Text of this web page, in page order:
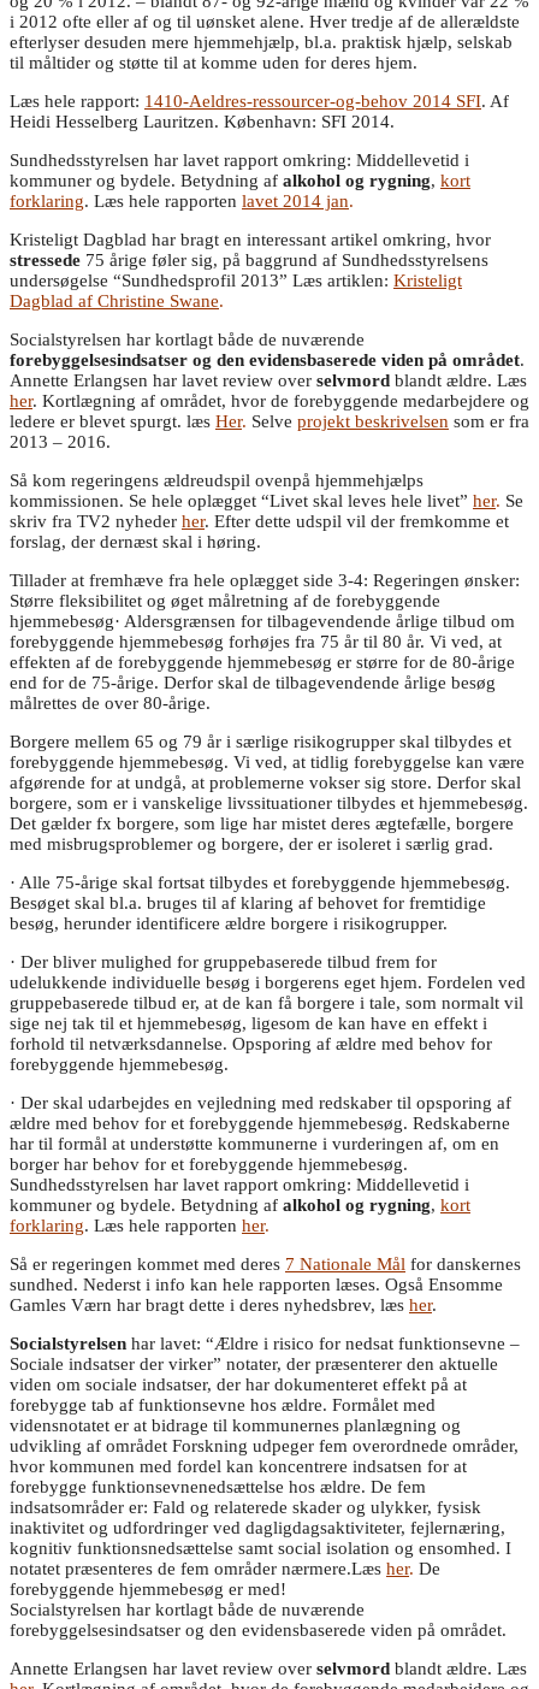
i 2012 ofte eller af og til uønsket alene. Hver tredje af de allerældste
efterlyser desuden mere hjemmehjælp, bl.a. praktisk hjælp, selskab
til måltider og støtte til at komme uden for deres hjem.
Læs hele rapport: 1410-Aeldres-ressourcer-og-behov 2014 SFI. Af
Heidi Hesselberg Lauritzen. København: SFI 2014.
Sundhedsstyrelsen har lavet rapport omkring: Middellevetid i
kommuner og bydele. Betydning af alkohol og rygning, kort
forklaring. Læs hele rapporten lavet 2014 jan.
Kristeligt Dagblad har bragt en interessant artikel omkring, hvor
stressede 75 årige føler sig, på baggrund af Sundhedsstyrelsens
undersøgelse “Sundhedsprofil 2013” Læs artiklen: Kristeligt
Dagblad af Christine Swane.
Socialstyrelsen har kortlagt både de nuværende
forebyggelsesindsatser og den evidensbaserede viden på området.
Annette Erlangsen har lavet review over selvmord blandt ældre. Læs
her. Kortlægning af området, hvor de forebyggende medarbejdere og
ledere er blevet spurgt. læs Her. Selve projekt beskrivelsen som er fra
2013 – 2016.
Så kom regeringens ældreudspil ovenpå hjemmehjælps
kommissionen. Se hele oplægget “Livet skal leves hele livet” her. Se
skriv fra TV2 nyheder her. Efter dette udspil vil der fremkomme et
forslag, der dernæst skal i høring.
Tillader at fremhæve fra hele oplægget side 3-4: Regeringen ønsker:
Større fleksibilitet og øget målretning af de forebyggende
hjemmebesøg· Aldersgrænsen for tilbagevendende årlige tilbud om
forebyggende hjemmebesøg forhøjes fra 75 år til 80 år. Vi ved, at
effekten af de forebyggende hjemmebesøg er større for de 80-årige
end for de 75-årige. Derfor skal de tilbagevendende årlige besøg
målrettes de over 80-årige.
Borgere mellem 65 og 79 år i særlige risikogrupper skal tilbydes et
forebyggende hjemmebesøg. Vi ved, at tidlig forebyggelse kan være
afgørende for at undgå, at problemerne vokser sig store. Derfor skal
borgere, som er i vanskelige livssituationer tilbydes et hjemmebesøg.
Det gælder fx borgere, som lige har mistet deres ægtefælle, borgere
med misbrugsproblemer og borgere, der er isoleret i særlig grad.
· Alle 75-årige skal fortsat tilbydes et forebyggende hjemmebesøg.
Besøget skal bl.a. bruges til af klaring af behovet for fremtidige
besøg, herunder identificere ældre borgere i risikogrupper.
· Der bliver mulighed for gruppebaserede tilbud frem for
udelukkende individuelle besøg i borgerens eget hjem. Fordelen ved
gruppebaserede tilbud er, at de kan få borgere i tale, som normalt vil
sige nej tak til et hjemmebesøg, ligesom de kan have en effekt i
forhold til netværksdannelse. Opsporing af ældre med behov for
forebyggende hjemmebesøg.
· Der skal udarbejdes en vejledning med redskaber til opsporing af
ældre med behov for et forebyggende hjemmebesøg. Redskaberne
har til formål at understøtte kommunerne i vurderingen af, om en
borger har behov for et forebyggende hjemmebesøg.
Sundhedsstyrelsen har lavet rapport omkring: Middellevetid i
kommuner og bydele. Betydning af alkohol og rygning, kort
forklaring. Læs hele rapporten her.
Så er regeringen kommet med deres 7 Nationale Mål for danskernes
sundhed. Nederst i info kan hele rapporten læses. Også Ensomme
Gamles Værn har bragt dette i deres nyhedsbrev, læs her.
Socialstyrelsen har lavet: “Ældre i risico for nedsat funktionsevne –
Sociale indsatser der virker” notater, der præsenterer den aktuelle
viden om sociale indsatser, der har dokumenteret effekt på at
forebygge tab af funktionsevne hos ældre. Formålet med
vidensnotatet er at bidrage til kommunernes planlægning og
udvikling af området Forskning udpeger fem overordnede områder,
hvor kommunen med fordel kan koncentrere indsatsen for at
forebygge funktionsevnenedsættelse hos ældre. De fem
indsatsområder er: Fald og relaterede skader og ulykker, fysisk
inaktivitet og udfordringer ved dagligdagsaktiviteter, fejlernæring,
kognitiv funktionsnedsættelse samt social isolation og ensomhed. I
notatet præsenteres de fem områder nærmere.Læs her. De
forebyggende hjemmebesøg er med!
Socialstyrelsen har kortlagt både de nuværende
forebyggelsesindsatser og den evidensbaserede viden på området.
Annette Erlangsen har lavet review over selvmord blandt ældre. Læs